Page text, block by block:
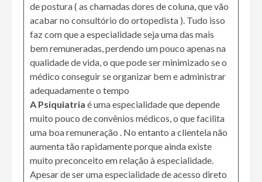
de postura ( as chamadas dores de coluna, que vão
acabar no consultório do ortopedista ). Tudo isso
faz com que a especialidade seja uma das mais
bem remuneradas, perdendo um pouco apenas na
qualidade de vida, o que pode ser minimizado se o
médico conseguir se organizar bem e administrar
adequadamente o tempo
A Psiquiatria é uma especialidade que depende
muito pouco de convênios médicos, o que facilita
uma boa remuneração . No entanto a clientela não
aumenta tão rapidamente porque ainda existe
muito preconceito em relação à especialidade.
Apesar de ser uma especialidade de acesso direto